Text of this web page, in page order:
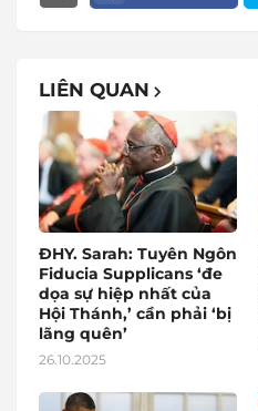
LIÊN QUAN
ĐHY. Sarah: Tuyên Ngôn
Fiducia Supplicans ‘đe
dọa sự hiệp nhất của
Hội Thánh,’ cần phải ‘bị
lãng quên’
26.10.2025